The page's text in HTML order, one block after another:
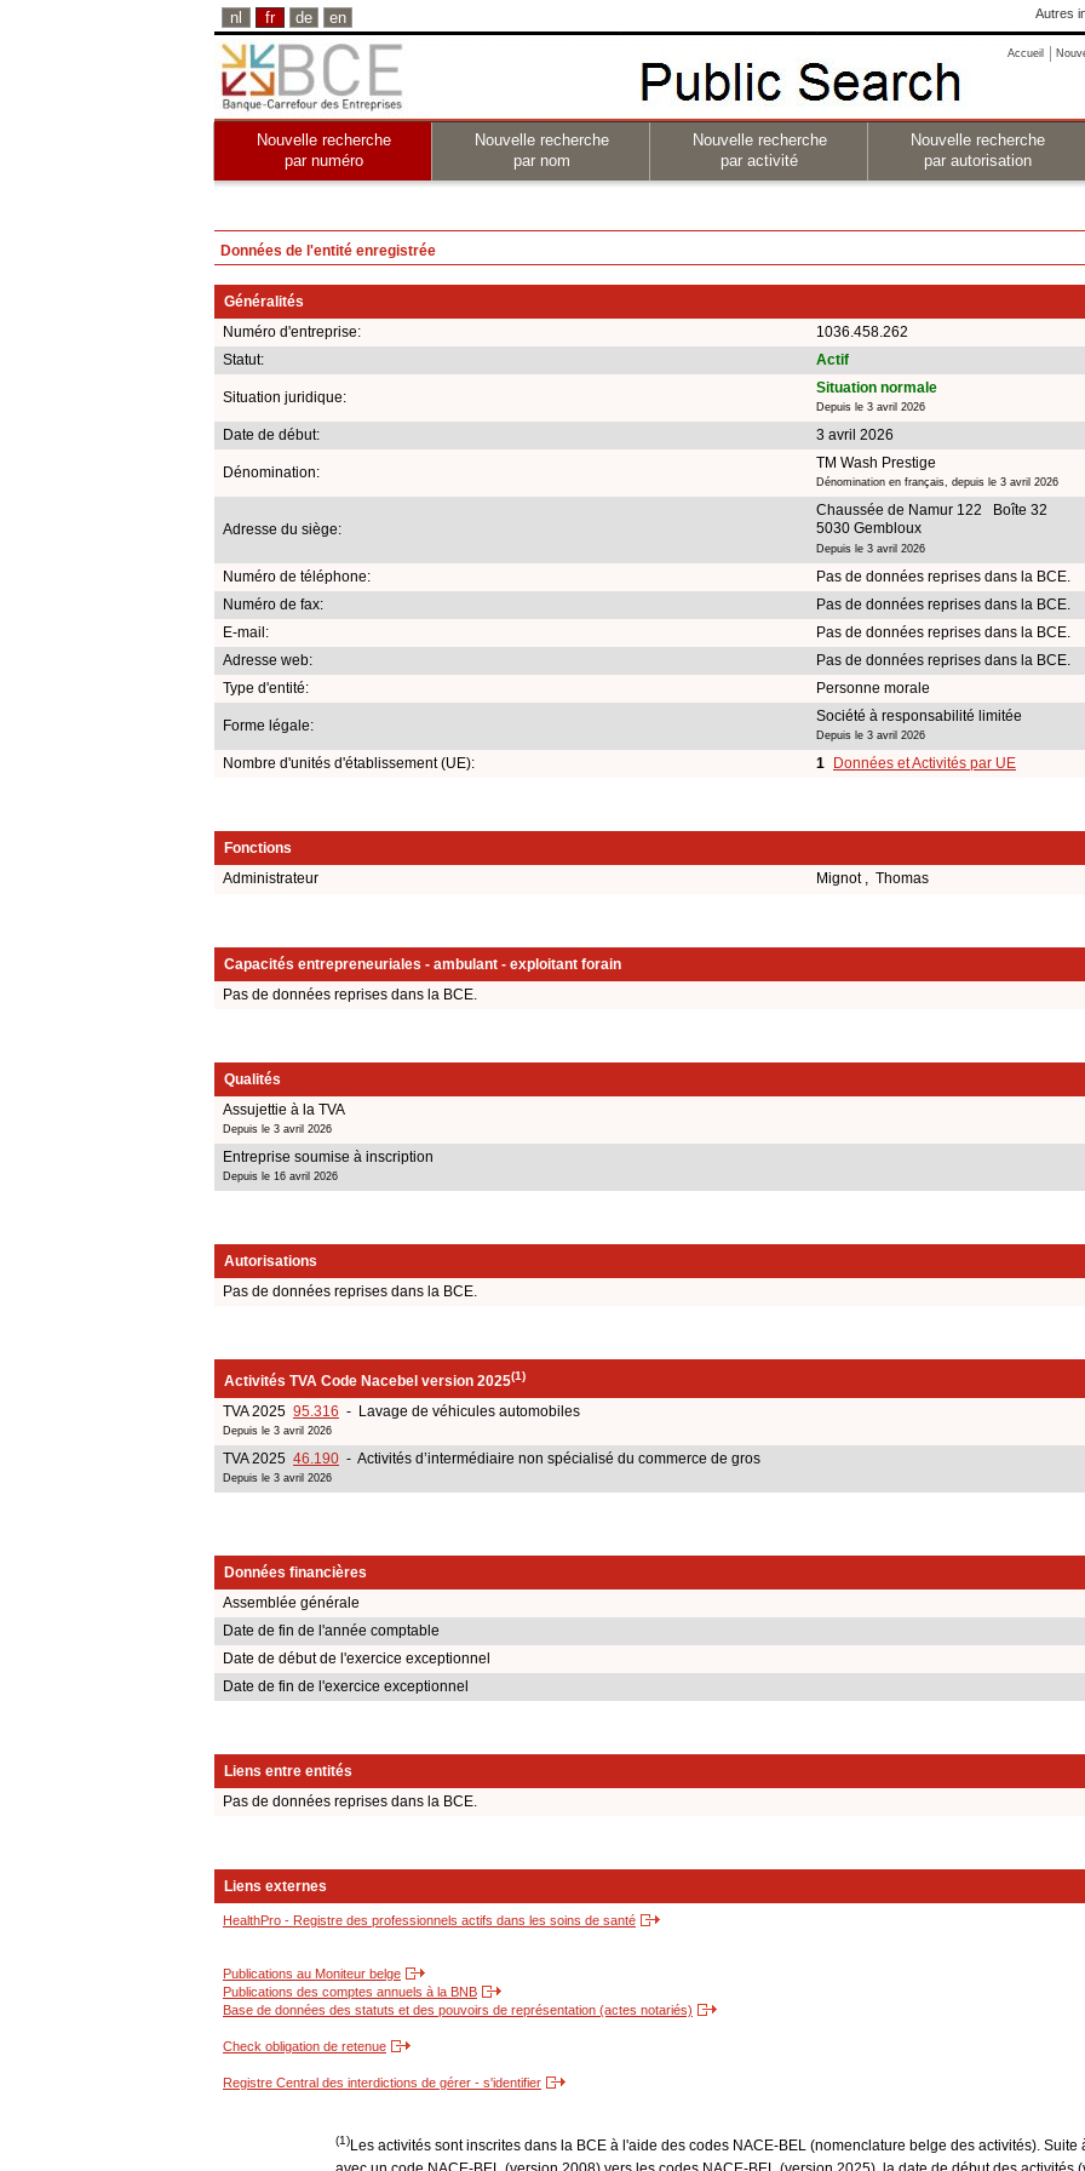
nl fr de en Autres
Accueil
Nouvelle recherche
par numéro
Nouvelle recherche
par nom
Nouvelle recherche
par activité
Nouvelle recherche
par autorisation
Données de l'entité enregistrée
Généralités
Numéro d'entreprise:
1036.458.262
Statut:
Actif
Situation juridique:
Situation normale
Depuis le 3 avril 2026
Date de début: 3 avril 2026
Dénomination:
TM Wash Prestige
Dénomination en français, depuis le 3 avril 2026
Adresse du siège:
Chaussée de Namur 122 Boîte 32
5030 Gembloux
Depuis le 3 avril 2026
Numéro de téléphone:
Pas de données reprises dans la BCE.
Numéro de fax:
Pas de données reprises dans la BCE.
E-mail:
Pas de données reprises dans la BCE.
Adresse web:
Pas de données reprises dans la BCE.
Type d'entité:
Personne morale
Forme légale:
Société à responsabilité limitée
Depuis le 3 avril 2026
Nombre d'unités d'établissement (UE): 1 Données et Activités par UE
Fonctions
Administrateur
Mignot , Thomas
Capacités entrepreneuriales - ambulant - exploitant forain
Pas de données reprises dans la BCE.
Qualités
Assujettie à la TVA
Depuis le 3 avril 2026
Entreprise soumise à inscription
Depuis le 16 avril 2026
Autorisations
Pas de données reprises dans la BCE.
Activités TVA Code Nacebel version 2025(1)
TVA 2025 95.316 - Lavage de véhicules automobiles
Depuis le 3 avril 2026
TVA 2025 46.190 - Activités d’intermédiaire non spécialisé du commerce de gros
Depuis le 3 avril 2026
Données financières
Assemblée générale
Date de fin de l'année comptable
Date de début de l'exercice exceptionnel
Date de fin de l'exercice exceptionnel
Liens entre entités
Pas de données reprises dans la BCE.
Liens externes
HealthPro - Registre des professionnels actifs dans les soins de santé
Publications au Moniteur belge
Publications des comptes annuels à la BNB
Base de données des statuts et des pouvoirs de représentation (actes notariés)
Check obligation de retenue
Registre Central des interdictions de gérer - s'identifier
(1)Les activités sont inscrites dans la BCE à l'aide des codes NACE-BEL (nomenclature belge des activités).